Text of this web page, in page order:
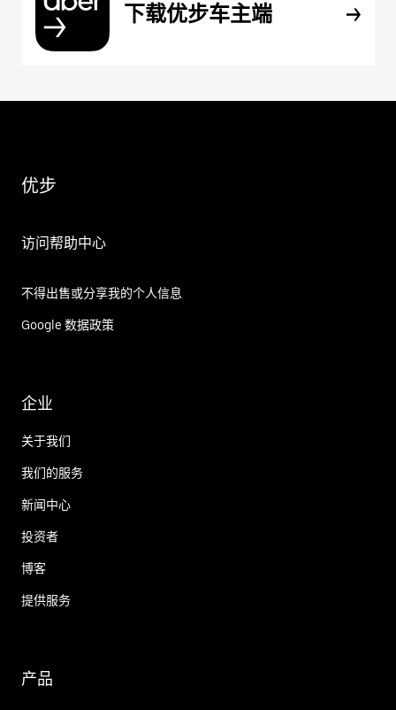
下载优步车主端
优步
访问帮助中心
不得出售或分享我的个人信息
Google 数据政策
企业
关于我们
我们的服务
新闻中心
投资者
博客
提供服务
产品